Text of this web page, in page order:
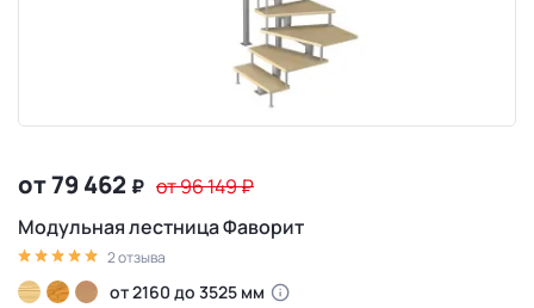
от 79 462 ₽ от 96 149₽
Модульная лестница Фаворит
2 отзыва
от 2160 до 3525 мм